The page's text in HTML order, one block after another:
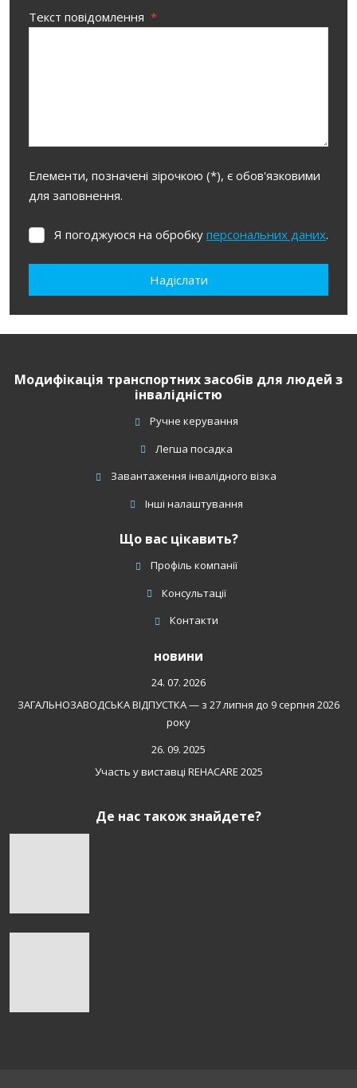
Текст повідомлення *
Елементи, позначені зірочкою (*), є обов'язковими
для заповнення.
на
даних.
Я погоджуюся на обробку персональних даних.
Надіслати
завантажити
Модифікація транспортних засобів для людей з
інвалідністю
Ручне керування
Легша посадка
Завантаження інвалідного візка
Інші налаштування
Що вас цікавить?
Профіль компанії
Консультації
Контакти
новини
24. 07. 2026
ЗАГАЛЬНОЗАВОДСЬКА ВІДПУСТКА — з 27 липня до 9 серпня 2026
року
26. 09. 2025
Участь у виставці REHACARE 2025
Де нас також знайдете?